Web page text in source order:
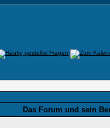
Das Forum und sein